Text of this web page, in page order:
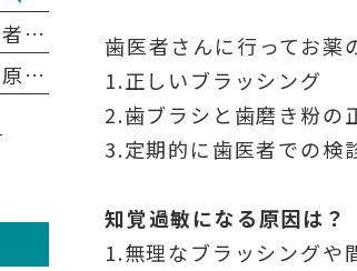
歯医者さんに行ってお薬
1.正しいブラッシング
2.歯ブラシと歯磨き粉の
3.定期的に歯医者での検
知覚過敏になる原因は？
1.無理なブラッシングや
【歯医者が解説】歯医者が怖い人のための「無痛治療」の裏側｜麻酔の痛みを抑える4つの工夫
【誤嚥性肺炎を防ぐ】原因は口の中にあり？歯科医が教える予防法